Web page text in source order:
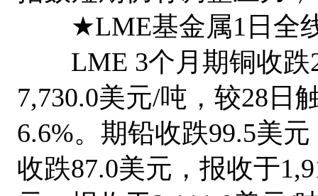
★LME基金属1日全
LME 3个月期铜收跌
7,730.0美元/吨，较28日
6.6%。期铅收跌99.5美
收跌87.0美元，报收于